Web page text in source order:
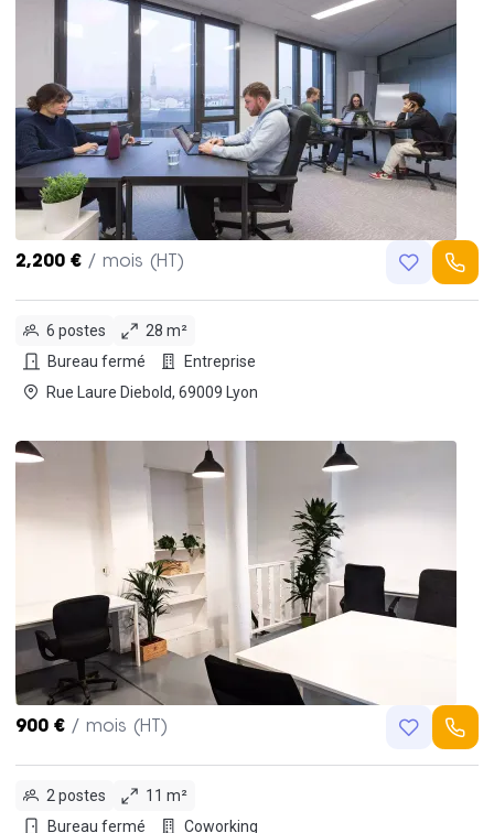
2,200 € / mois (HT)
6 postes
28 m²
Bureau fermé
Entreprise
Rue Laure Diebold, 69009 Lyon
900 € / mois (HT)
2 postes
11 m²
Bureau fermé
Coworking